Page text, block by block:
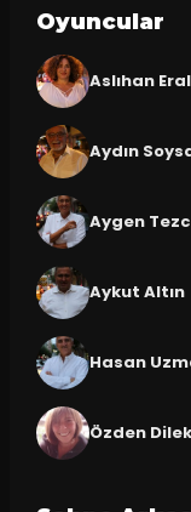
Oyuncular
Aslıhan
Aydın
Aygen
Aykut Altın
Hasan
Özden